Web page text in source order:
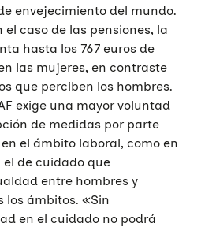
envejecimiento del mundo.
el caso de las pensiones, la
hasta los 767 euros de
las mujeres, en contraste
que perciben los hombres.
exige una mayor voluntad
de medidas por parte
el ámbito laboral, como en
el de cuidado que
entre hombres y
los ámbitos. «Sin
en el cuidado no podrá